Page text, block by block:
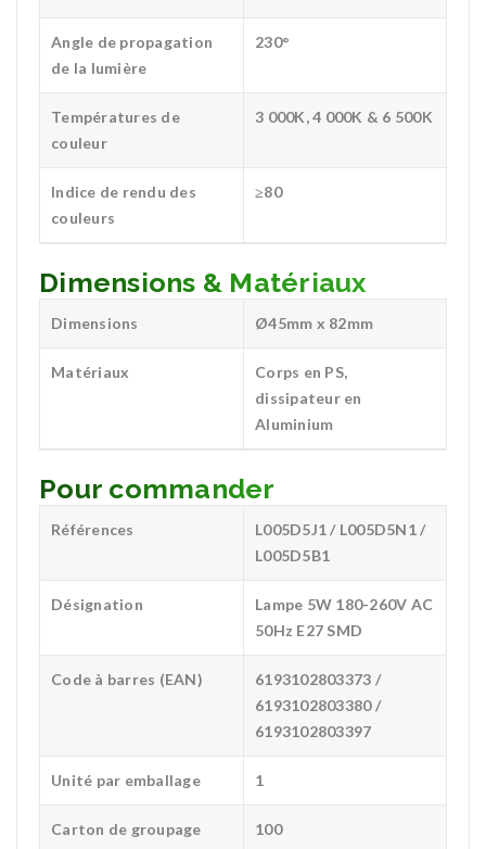
Angle de propagation
de la lumière
230°
Températures de
couleur
3 000K, 4 000K & 6 500K
Indice de rendu des
couleurs
≥80
Dimensions & Matériaux
Dimensions Ø45mm x 82mm
Matériaux
Corps en PS,
dissipateur en
Aluminium
Pour commander
Références
L005D5J1 / L005D5N1 /
L005D5B1
Désignation
Lampe 5W 180-260V AC
50Hz E27 SMD
Code à barres (EAN)
6193102803373 /
6193102803380 /
6193102803397
Unité par emballage 1
Carton de groupage 100